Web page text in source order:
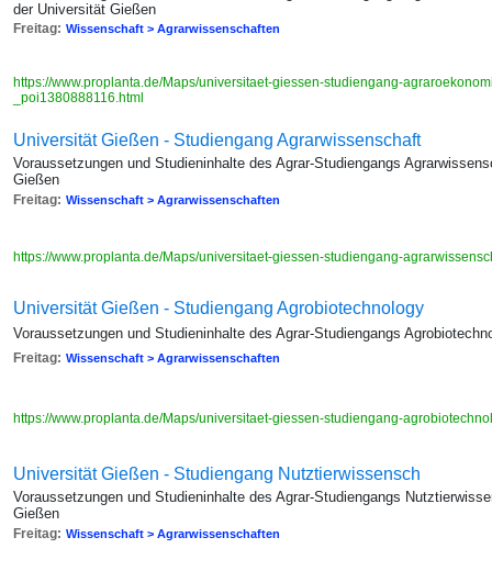
der Universität Gießen
Freitag: Wissenschaft > Agrarwissenschaften
https://www.proplanta.de/Maps/universitaet-giessen-studiengang-
_poi1380888116.html
Universität Gießen - Studiengang Agrarwissenschaft
Voraussetzungen und Studieninhalte des Agrar-Studiengangs
Gießen
Freitag: Wissenschaft > Agrarwissenschaften
https://www.proplanta.de/Maps/universitaet-giessen-studiengang-
Universität Gießen - Studiengang Agrobiotechnology
Voraussetzungen und Studieninhalte des Agrar-Studiengangs
Freitag: Wissenschaft > Agrarwissenschaften
https://www.proplanta.de/Maps/universitaet-giessen-studiengang-
Universität Gießen - Studiengang Nutztierwissensch
Voraussetzungen und Studieninhalte des Agrar-Studiengangs
Gießen
Freitag: Wissenschaft > Agrarwissenschaften